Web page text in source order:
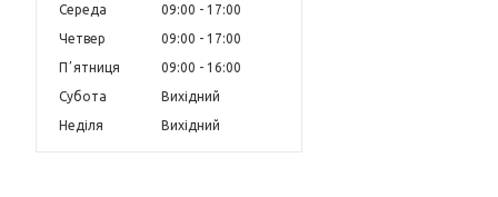
Середа
09:00
17:00
Четвер
09:00
17:00
Пʼятниця
09:00
16:00
Субота
Вихідний
Неділя
Вихідний